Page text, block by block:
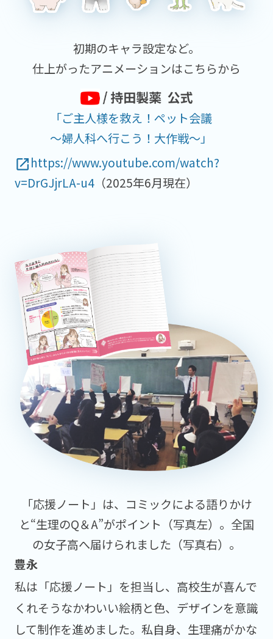
初期のキャラ設定など。
仕上がったアニメーションはこちらから
「ご主人様を救え！ペット会議
～婦人科へ行こう！大作戦～」
open_in_newhttps://www.youtube.com/watch?
v=DrGJjrLA-u4（2025年6月現在）
「応援ノート」は、コミックによる語りかけ
と“生理のQ＆A”がポイント（写真左）。全国
の女子高へ届けられました（写真右）。
私は「応援ノート」を担当し、高校生が喜んで
くれそうなかわいい絵柄と色、デザインを意識
して制作を進めました。私自身、生理痛がかな